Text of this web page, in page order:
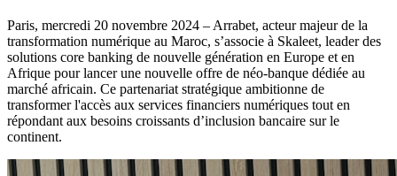
Paris, mercredi 20 novembre 2024 – Arrabet, acteur majeur de la
transformation numérique au Maroc, s’associe à Skaleet, leader des
solutions core banking de nouvelle génération en Europe et en
Afrique pour lancer une nouvelle offre de néo-banque dédiée au
marché africain. Ce partenariat stratégique ambitionne de
transformer l'accès aux services financiers numériques tout en
répondant aux besoins croissants d’inclusion bancaire sur le
continent.